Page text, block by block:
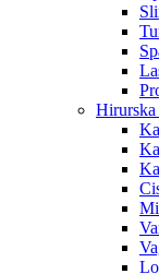
Hirurska